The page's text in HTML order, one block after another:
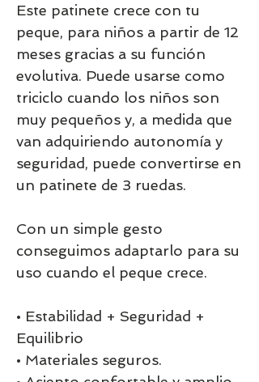
Este patinete crece con tu
peque, para niños a partir de 12
meses gracias a su función
evolutiva. Puede usarse como
triciclo cuando los niños son
muy pequeños y, a medida que
van adquiriendo autonomía y
seguridad, puede convertirse en
un patinete de 3 ruedas.
Con un simple gesto
conseguimos adaptarlo para su
uso cuando el peque crece.
• Estabilidad + Seguridad +
Equilibrio
• Materiales seguros.